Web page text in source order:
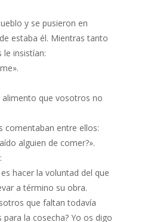
y se pusieron en
estaba él. Mientras tanto
le insistían:
alimento que vosotros no
comentaban entre ellos:
alguien de comer?».
hacer la voluntad del que
a término su obra.
que faltan todavía
para la cosecha? Yo os digo